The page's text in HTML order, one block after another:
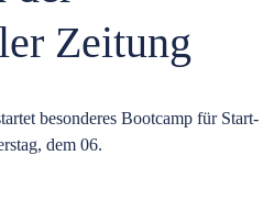
Zeitung
besonderes Bootcamp für Start-
dem 06.